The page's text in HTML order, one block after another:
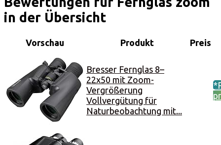
in der Übersicht
Vorschau Produkt Preis
Bresser Fernglas 8–
22x50 mit Zoom-
Vergrößerung
Vollvergütung für
Naturbeobachtung mit...